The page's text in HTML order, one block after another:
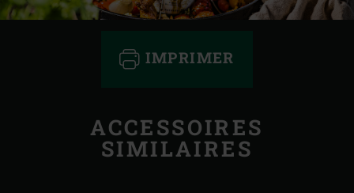
IMPRIMER
ACCESSOIRES
SIMILAIRES